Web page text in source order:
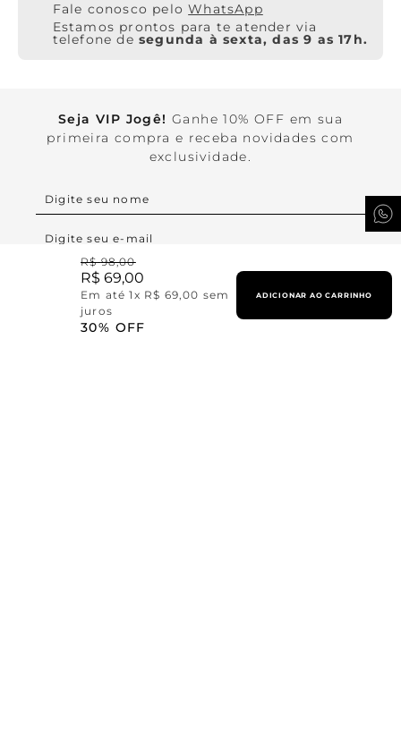
R$ 98,00
R$ 69,00
Em até1 x R$ 69,00 sem
juros
30% OFF
ADICIONAR AO CARRINHO
WhatsApp
Estamos prontos para te atender via
telefone de segunda à sexta, das 9 as 17h.
Seja VIP Jogê! Ganhe 10% OFF em sua
primeira compra e receba novidades com
exclusividade.
Ao se cadastrar você concorda com nossa
Política de Privacidade.
QUERO SER VIP